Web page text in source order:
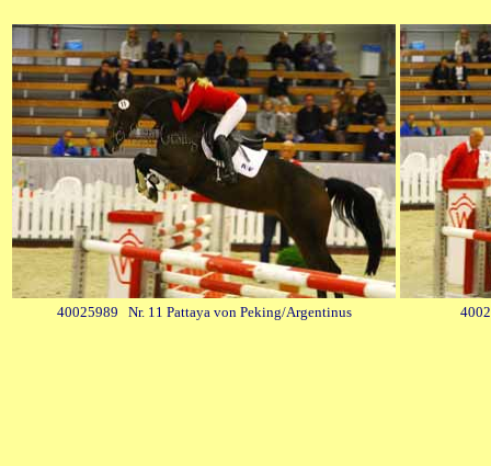
40025989 Nr. 11 Pattaya von Peking/Argentinus